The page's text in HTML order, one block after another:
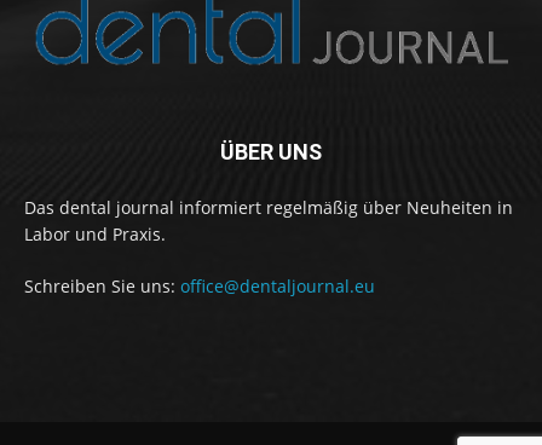
ÜBER UNS
Das dental journal informiert regelmäßig über Neuheiten in
Labor und Praxis.
Schreiben Sie uns: office@dentaljournal.eu